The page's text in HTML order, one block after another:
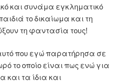
και συνάμα εγκληματικό
το δικαίωμα και τη
τη φαντασία τους!
που εγώ παρατήρησα σε
το οποίο είναι πως ενώ για
και τα ίδια και